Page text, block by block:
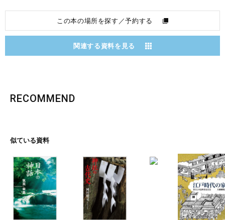
この本の場所を探す／予約する
関連する資料を見る
RECOMMEND
似ている資料